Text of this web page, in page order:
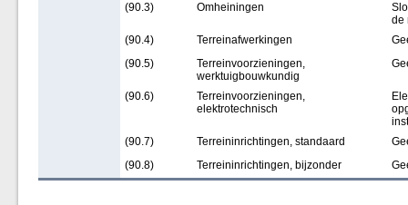
(90.3)
Omheiningen
de
(90.4)
Terreinafwerkingen
(90.5)
Terreinvoorzieningen,
werktuigbouwkundig
(90.6)
Terreinvoorzieningen,
elektrotechnisch
(90.7)
Terreininrichtingen, standaard
(90.8)
Terreininrichtingen, bijzonder